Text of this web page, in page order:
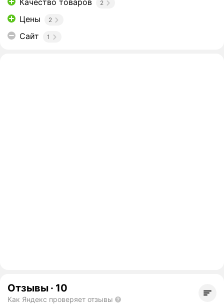
Качество товаров 2
Цены 2
Сайт 1
Отзывы · 10
Как Яндекс проверяет отзывы